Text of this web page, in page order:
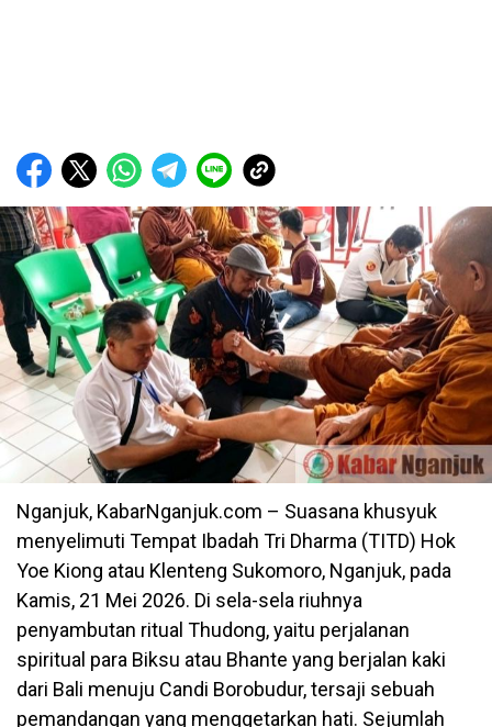
Nganjuk, KabarNganjuk.com – Suasana khusyuk
menyelimuti Tempat Ibadah Tri Dharma (TITD) Hok
Yoe Kiong atau Klenteng Sukomoro, Nganjuk, pada
Kamis, 21 Mei 2026. Di sela-sela riuhnya
penyambutan ritual Thudong, yaitu perjalanan
spiritual para Biksu atau Bhante yang berjalan kaki
dari Bali menuju Candi Borobudur, tersaji sebuah
pemandangan yang menggetarkan hati. Sejumlah